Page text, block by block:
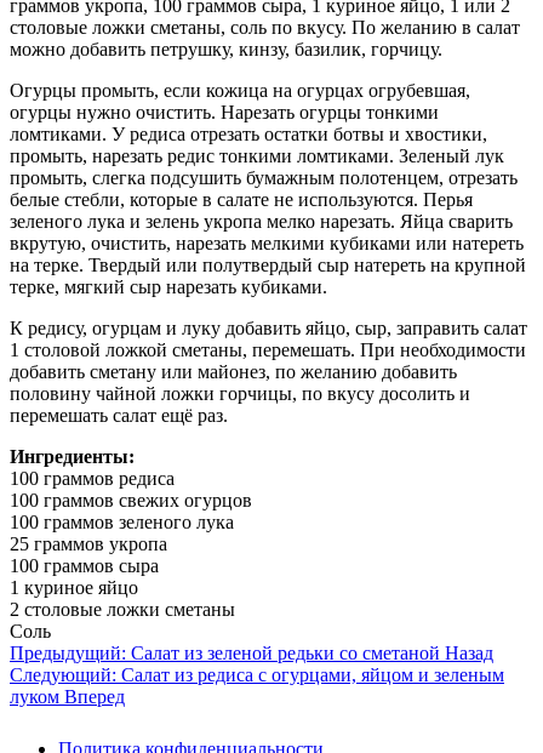
граммов укропа, 100 граммов сыра, 1 куриное яйцо, 1 или 2
столовые ложки сметаны, соль по вкусу. По желанию в салат
можно добавить петрушку, кинзу, базилик, горчицу.
Огурцы промыть, если кожица на огурцах огрубевшая,
огурцы нужно очистить. Нарезать огурцы тонкими
ломтиками. У редиса отрезать остатки ботвы и хвостики,
промыть, нарезать редис тонкими ломтиками. Зеленый лук
промыть, слегка подсушить бумажным полотенцем, отрезать
белые стебли, которые в салате не используются. Перья
зеленого лука и зелень укропа мелко нарезать. Яйца сварить
вкрутую, очистить, нарезать мелкими кубиками или натереть
на терке. Твердый или полутвердый сыр натереть на крупной
терке, мягкий сыр нарезать кубиками.
К редису, огурцам и луку добавить яйцо, сыр, заправить салат
1 столовой ложкой сметаны, перемешать. При необходимости
добавить сметану или майонез, по желанию добавить
половину чайной ложки горчицы, по вкусу досолить и
перемешать салат ещё раз.
Ингредиенты:
100 граммов редиса
100 граммов свежих огурцов
100 граммов зеленого лука
25 граммов укропа
100 граммов сыра
1 куриное яйцо
2 столовые ложки сметаны
Соль
Предыдущий: Салат из зеленой редьки со сметаной Назад
Следующий: Салат из редиса с огурцами, яйцом и зеленым
луком Вперед
Политика конфиденциальности